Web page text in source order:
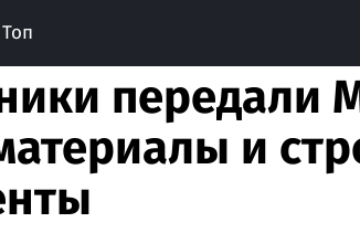
Топ
передали
и